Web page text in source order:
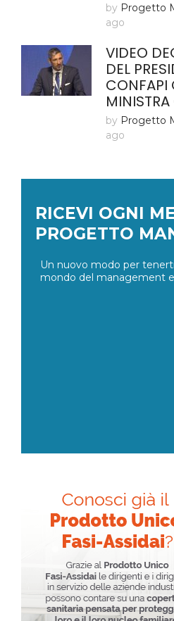
by Progetto
ago
VIDEO
DEL
CONFAPI
by Progetto
ago
RICEVI OGNI
PROGETTO
Un nuovo modo per
mondo del management